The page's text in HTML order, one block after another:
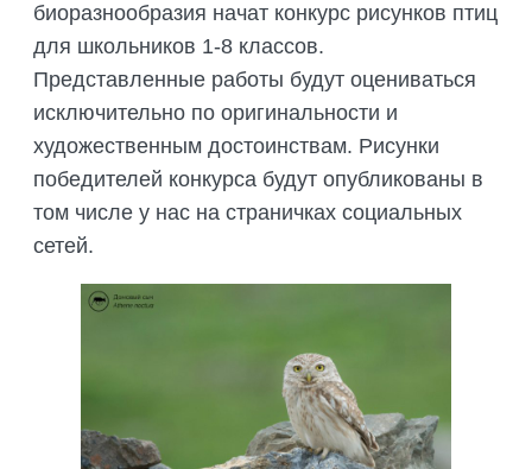
биоразнообразия начат конкурс рисунков птиц
для школьников 1-8 классов.
Представленные работы будут оцениваться
исключительно по оригинальности и
художественным достоинствам. Рисунки
победителей конкурса будут опубликованы в
том числе у нас на страничках социальных
сетей.